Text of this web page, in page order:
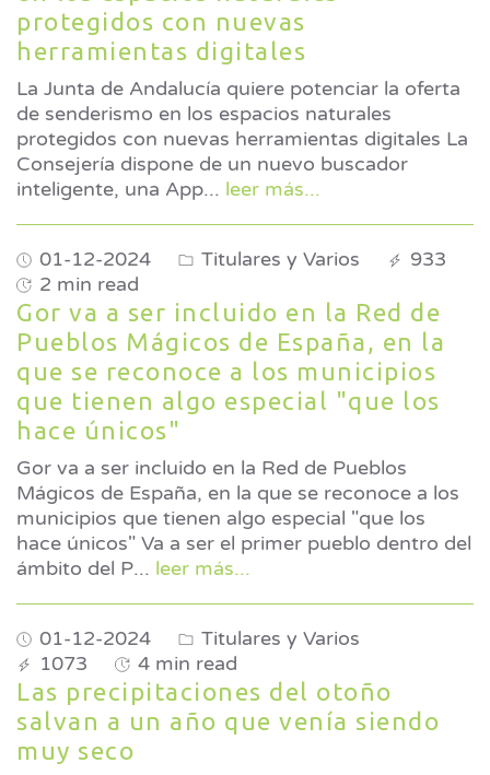
protegidos con nuevas
herramientas digitales
La Junta de Andalucía quiere potenciar la oferta
de senderismo en los espacios naturales
protegidos con nuevas herramientas digitales La
Consejería dispone de un nuevo buscador
inteligente, una App... leer más...
01-12-2024 Titulares y Varios
933
2 min read
Gor va a ser incluido en la Red de
Pueblos Mágicos de España, en la
que se reconoce a los municipios
que tienen algo especial "que los
hace únicos"
Gor va a ser incluido en la Red de Pueblos
Mágicos de España, en la que se reconoce a los
municipios que tienen algo especial "que los
hace únicos" Va a ser el primer pueblo dentro del
ámbito del P... leer más...
01-12-2024
Titulares y Varios
1073
4 min read
Las precipitaciones del otoño
salvan a un año que venía siendo
muy seco